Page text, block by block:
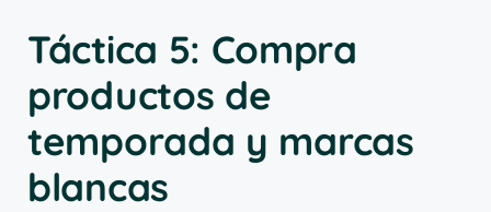
Táctica 5: Compra
productos de
temporada y marcas
blancas